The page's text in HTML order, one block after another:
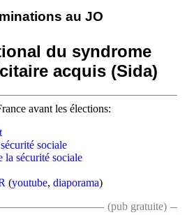
au JO
du syndrome
acquis (Sida)
avant les élections:
sociale
la sécurité sociale
(youtube, diaporama)
(pub gratuite)